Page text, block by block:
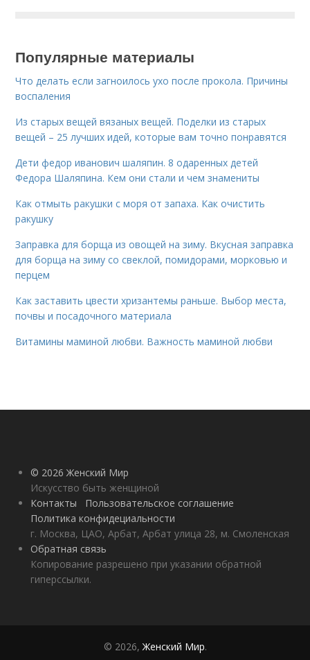
Популярные материалы
Что делать если загноилось ухо после прокола. Причины
воспаления
Из старых вещей вязаных вещей. Поделки из старых
вещей – 25 лучших идей, которые вам точно понравятся
Дети федор иванович шаляпин. 8 одаренных детей
Федора Шаляпина. Кем они стали и чем знамениты
Как отмыть ракушки с моря от запаха. Как очистить
ракушку
Заправка для борща из овощей на зиму. Вкусная заправка
для борща на зиму со свеклой, помидорами, морковью и
перцем
Как заставить цвести хризантемы раньше. Выбор места,
почвы и посадочного материала
Витамины маминой любви. Важность маминой любви
© 2026 Женский Мир
Искусство быть женщиной
Контакты
Пользовательское соглашение
Политика конфидециальности
г. Москва, ЦАО, Арбат, Арбат улица 28, м. Смоленская
Обратная связь
Копирование разрешено при указании обратной
гиперссылки.
© 2026,Женский Мир.